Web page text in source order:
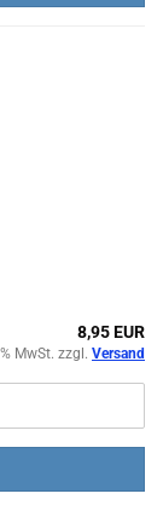
8,95 EUR
MwSt. zzgl. Versand